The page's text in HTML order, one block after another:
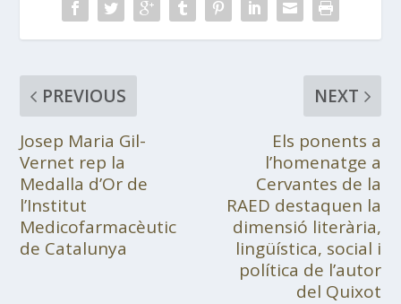
PREVIOUS
Josep Maria Gil-
Vernet rep la
Medalla d’Or de
l’Institut
Medicofarmacèutic
de Catalunya
NEXT
Els ponents a
l’homenatge a
Cervantes de la
RAED destaquen la
dimensió literària,
lingüística, social i
política de l’autor
del Quixot